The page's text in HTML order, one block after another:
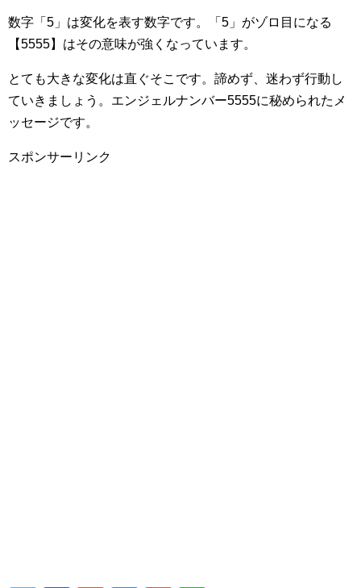
数字「5」は変化を表す数字です。「5」がゾロ目になる
【5555】はその意味が強くなっています。
とても大きな変化は直ぐそこです。諦めず、迷わず行動し
ていきましょう。エンジェルナンバー5555に秘められたメ
ッセージです。
スポンサーリンク